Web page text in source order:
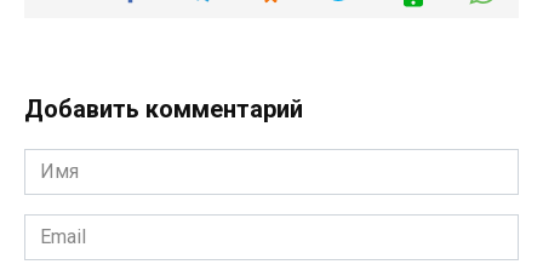
Добавить комментарий
Имя
*
Email
*